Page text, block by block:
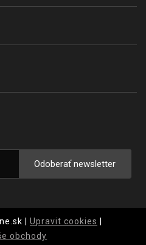
Odoberať newsletter
| Upravit cookies
obchody